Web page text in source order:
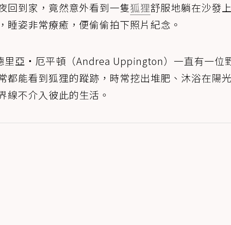
回到家，竟然意外看到一隻狐狸舒服地躺在沙發
睡姿非常療癒，便偷偷拍下照片紀念。
里亞·厄平頓（Andrea Uppington）一直有一位
都能看到狐狸的蹤跡，時常挖出堆肥、沐浴在陽
線不介入彼此的生活。